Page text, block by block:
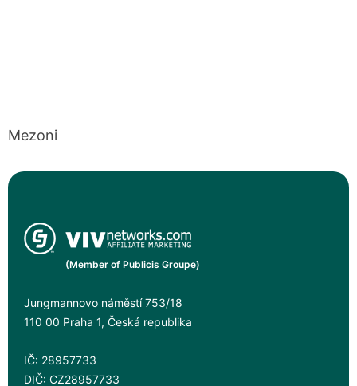
Mezoni
(Member of Publicis Groupe)
Jungmannovo náměstí 753/18
110 00 Praha 1, Česká republika
IČ: 28957733
DIČ: CZ28957733